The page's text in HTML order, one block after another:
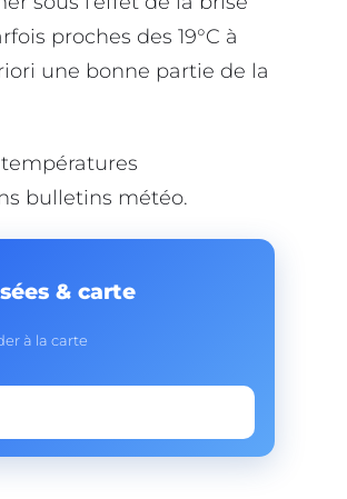
proches des 19°C à
une bonne partie de la
bulletins météo.
& carte
à la carte